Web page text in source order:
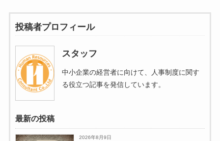
投稿者プロフィール
スタッフ
中小企業の経営者に向けて、人事制度に関す
る役立つ記事を発信しています。
最新の投稿
2026年8月9日